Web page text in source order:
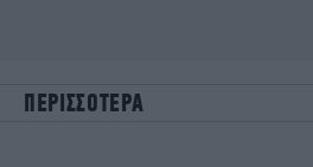
ΠΕΡΙΣΣΟΤΕΡΑ